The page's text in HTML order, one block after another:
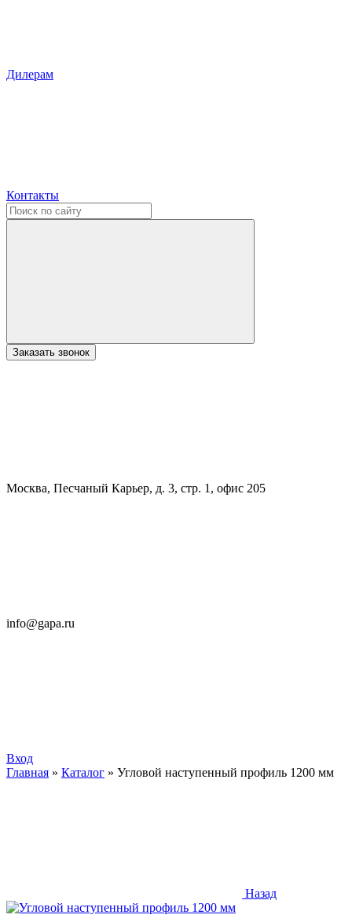
Дилерам
Контакты
Заказать звонок
Москва, Песчаный Карьер, д. 3, стр. 1, офис 205
info@gapa.ru
Вход
Главная » Каталог » Угловой наступенный профиль 1200 мм
Назад